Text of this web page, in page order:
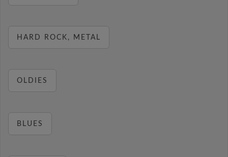
HARD ROCK, METAL
OLDIES
BLUES